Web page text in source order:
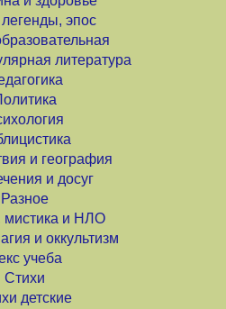
эпос
литература
и география
и досуг
Разное
мистика и НЛО
и оккультизм
учеба
Стихи
детские